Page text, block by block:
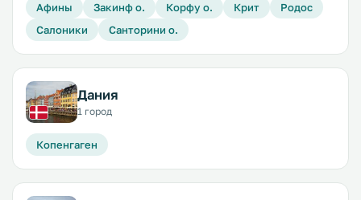
Афины Закинф о. Корфу о. Крит
Родос
Салоники
Санторини о.
Дания
1 город
Копенгаген